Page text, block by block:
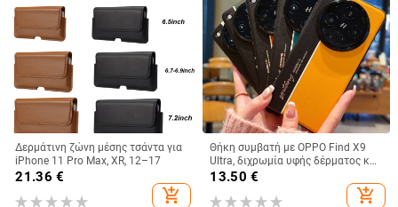
Δερμάτινη ζώνη μέσης τσάντα για
iPhone 11 Pro Max, XR, 12–17
21.36 €
add_shopping_cart
Θήκη συμβατή με OPPO Find X9
Ultra, διχρωμία υφής δέρματος και
φθορίζουσες γραμμές, GT8Pro
13.50 €
add_shopping_cart